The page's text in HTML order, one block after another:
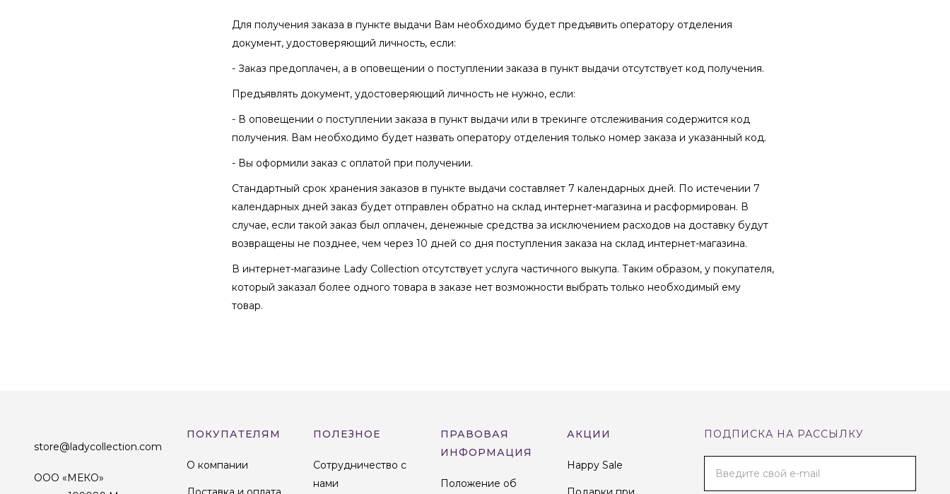
Для получения заказа в пункте выдачи Вам необходимо будет предъявить оператору отделения
документ, удостоверяющий личность, если:
- Заказ предоплачен, а в оповещении о поступлении заказа в пункт выдачи отсутствует код получения.
Предъявлять документ, удостоверяющий личность не нужно, если:
- В оповещении о поступлении заказа в пункт выдачи или в трекинге отслеживания содержится код
получения. Вам необходимо будет назвать оператору отделения только номер заказа и указанный код.
- Вы оформили заказ с оплатой при получении.
Стандартный срок хранения заказов в пункте выдачи составляет 7 календарных дней. По истечении 7
календарных дней заказ будет отправлен обратно на склад интернет-магазина и расформирован. В
случае, если такой заказ был оплачен, денежные средства за исключением расходов на доставку будут
возвращены не позднее, чем через 10 дней со дня поступления заказа на склад интернет-магазина.
В интернет-магазине Lady Collection отсутствует услуга частичного выкупа. Таким образом, у покупателя,
который заказал более одного товара в заказе нет возможности выбрать только необходимый ему
товар.
ПОДПИСКА НА РАССЫЛКУ
Введите свой e-mail
store@ladycollection.com
ООО «МЕКО»
ПОКУПАТЕЛЯМ
О компании
ПОЛЕЗНОЕ
Сотрудничество с
нами
ПРАВОВАЯ
ИНФОРМАЦИЯ
Положение об
АКЦИИ
Happy Sale